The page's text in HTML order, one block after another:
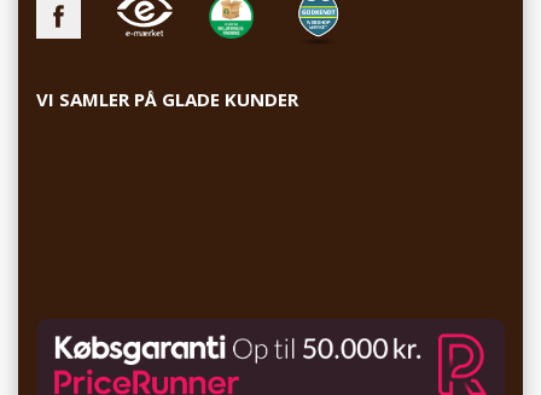
VI SAMLER PÅ GLADE KUNDER